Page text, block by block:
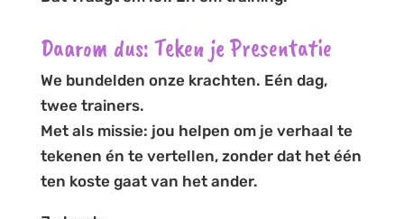
Daarom dus: Teken je Presentatie
We bundelden onze krachten. Eén dag,
twee trainers.
Met als missie: jou helpen om je verhaal te
tekenen én te vertellen, zonder dat het één
ten koste gaat van het ander.